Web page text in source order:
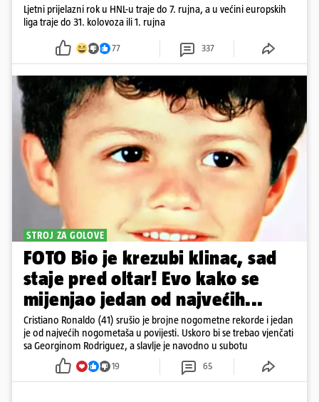
Ljetni prijelazni rok u HNL-u traje do 7. rujna, a u većini europskih
liga traje do 31. kolovoza ili 1. rujna
77 337
STROJ ZA GOLOVE
FOTO Bio je krezubi klinac, sad
staje pred oltar! Evo kako se
mijenjao jedan od najvećih...
Cristiano Ronaldo (41) srušio je brojne nogometne rekorde i jedan
je od najvećih nogometaša u povijesti. Uskoro bi se trebao vjenčati
sa Georginom Rodriguez, a slavlje je navodno u subotu
19 65